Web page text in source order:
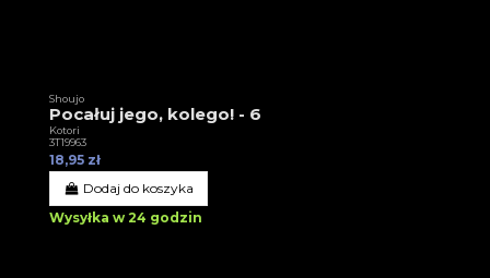
Shoujo
Pocałuj jego, kolego! - 6
Kotori
3T19963
18,95 zł
Dodaj do koszyka
Wysyłka w 24 godzin